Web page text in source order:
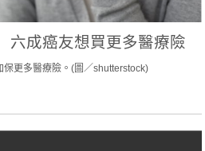
成癌友想買更多醫療險
更多醫療險。(圖／shutterstock)